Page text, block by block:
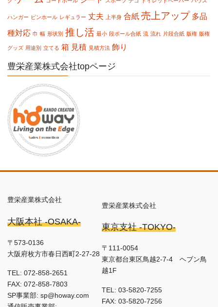
ハンガー ピンホール レギュラー 丈夫 上半身 合紙 売上アップ 多品
種対応 巾 幅 形状別 推し活 最小 段ボール合紙 流 流れ 片段合紙 版権 版権
グッズ 用途別 立てる 箱 見積 見積方法 飾り
豊栄産業株式会社topページ
豊栄産業株式会社
大阪本社 -OSAKA-
〒573-0136
大阪府枚方市春日西町2-27-28
TEL: 072-858-2651
FAX: 072-858-7803
SP事業部: sp@howay.com
豊栄産業株式会社
東京支社 -TOKYO-
〒111-0054
東京都台東区鳥越2-7-4 ヘブン鳥
越1F
TEL: 03-5820-7255
FAX: 03-5820-7256